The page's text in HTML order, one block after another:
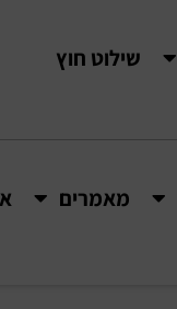
שילוט חוץ
מאמרים